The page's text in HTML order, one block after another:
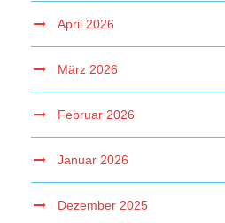
April 2026
März 2026
Februar 2026
Januar 2026
Dezember 2025